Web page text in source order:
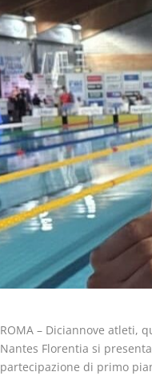
ROMA – Diciannove atleti,
Nantes Florentia si
partecipazione di primo